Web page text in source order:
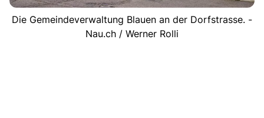
Die Gemeindeverwaltung Blauen an der Dorfstrasse. -
Nau.ch / Werner Rolli